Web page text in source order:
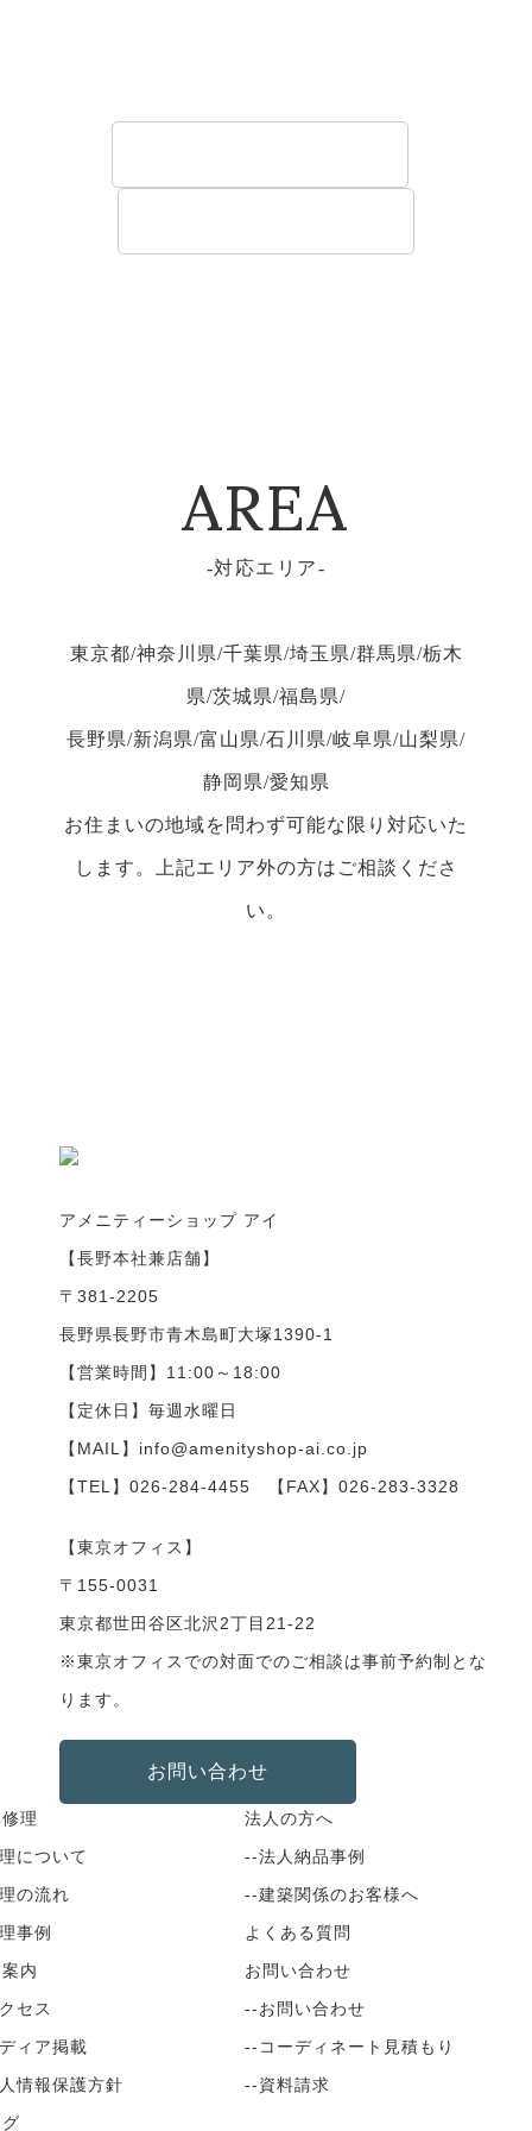
AREA
対応エリア
東京都/神奈川県/千葉県/埼玉県/群馬県/栃木
県/茨城県/福島県/
長野県/新潟県/富山県/石川県/岐阜県/山梨県/
静岡県/愛知県
お住まいの地域を問わず可能な限り対応いた
します。上記エリア外の方はご相談くださ
い。
アメニティーショップ アイ
【長野本社兼店舗】
〒381-2205
長野県長野市青木島町大塚1390-1
【営業時間】11:00～18:00
【定休日】毎週水曜日
【MAIL】info@amenityshop-ai.co.jp
【TEL】 026-284-4455 【FAX】026-283-3328
【東京オフィス】
〒155-0031
東京都世田谷区北沢2丁目21-22
※東京オフィスでの対面でのご相談は事前予約制とな
ります。
お問い合わせ
理
について
の流れ
事例
内
セス
ィア掲載
情報保護方針
法人の方へ
--法人納品事例
--建築関係のお客様へ
よくある質問
お問い合わせ
--お問い合わせ
--コーディネート見積もり
--資料請求